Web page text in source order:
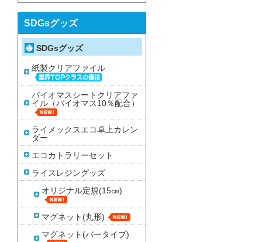
SDGsグッズ
SDGsグッズ
紙製クリアファイル
バイオマスシートクリアファ
イル（バイオマス10％配合）
ライメックスエコ卓上カレン
ダー
エコカトラリーセット
ライスレジングッズ
オリジナル定規(15㎝)
マグネット(丸形)
マグネット(バータイプ)